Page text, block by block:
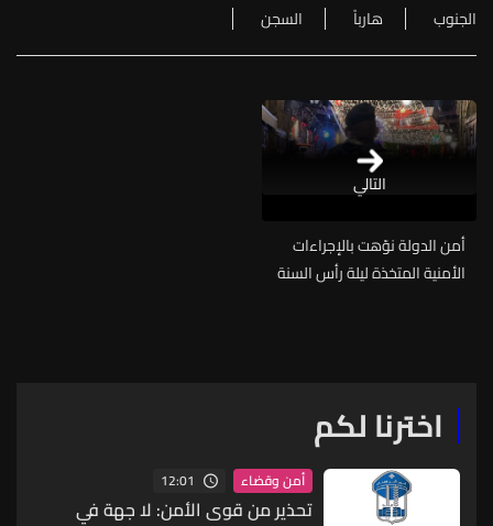
الجنوب
هارباً السجن
التالي
أمن الدولة نوّهت بالإجراءات
الأمنية المتخذة ليلة رأس السنة
اخترنا لكم
أمن وقضاء 12:01
تحذير من قوى الأمن: لا جهة في